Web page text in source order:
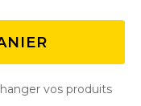
vos produits